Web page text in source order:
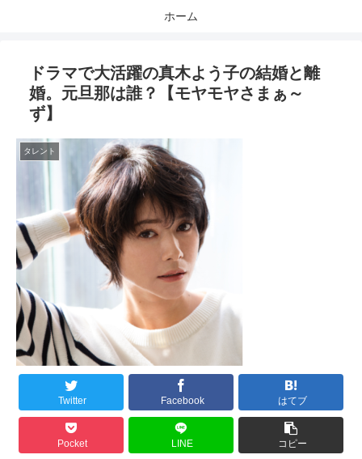
ホーム
ドラマで大活躍の真木よう子の結婚と離
婚。元旦那は誰？【モヤモヤさまぁ～
ず】
タレント
Twitter Facebook はてブ
Pocket LINE コピー